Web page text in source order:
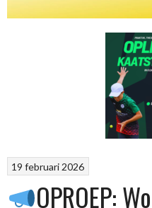
19 februari 2026
OPROEP: